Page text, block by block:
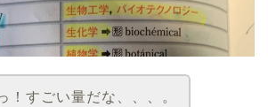
！すごい量だな、、、。